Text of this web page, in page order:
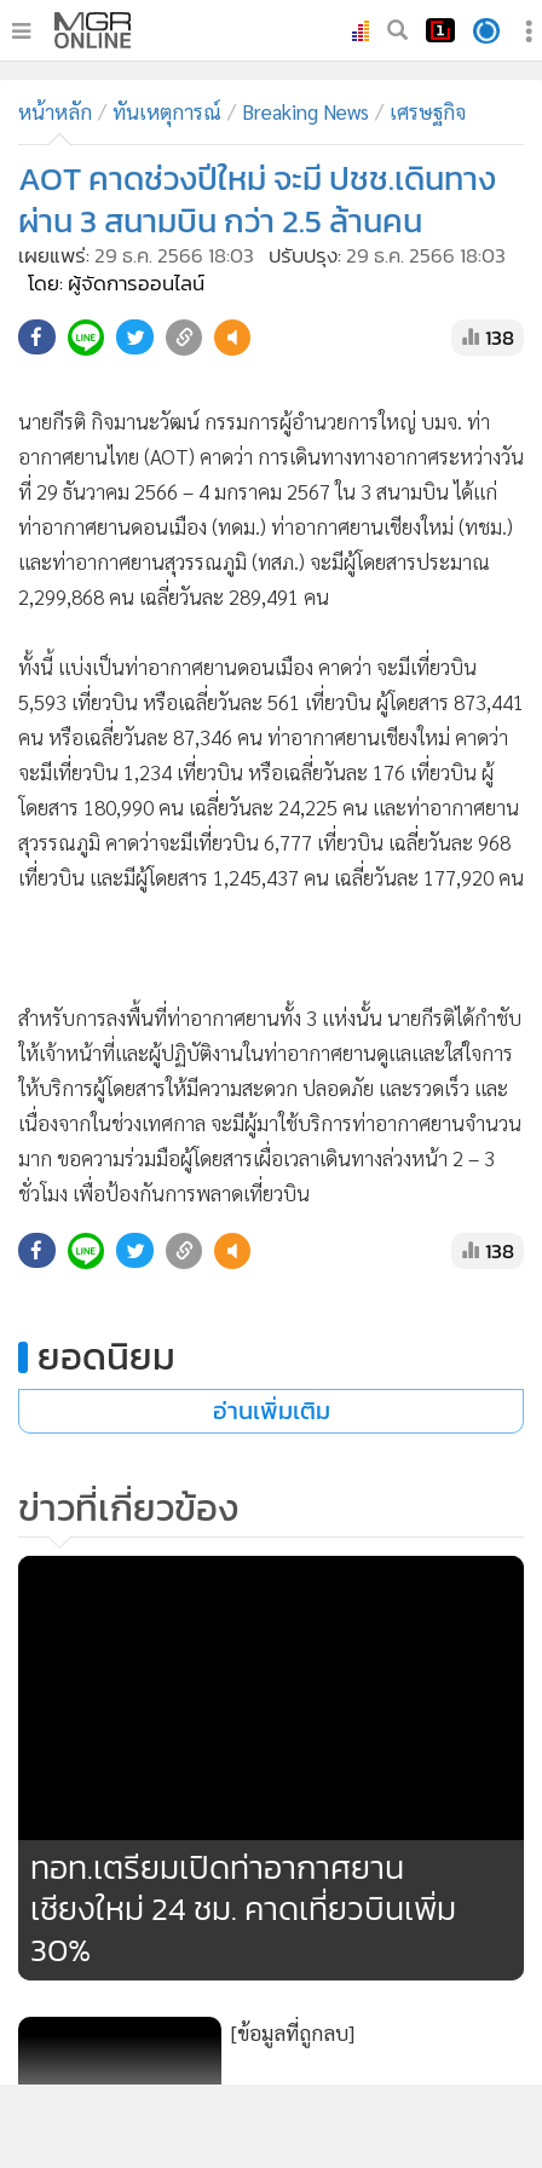
ทันเหตุการณ์
• ภาคใต้
ภูมิภาค
Online Section
บันเทิง
• ผู้จัดการรายวัน
• คอลัมนิสต์
• CbizReview
• Cyber BIZ
• ผู้จัดกวน
• Good health & Well-being
Green Innovation & SD
Management & HR
• MGR Live
• Infographic
• การเมือง
• ท่องเที่ยว
• กีฬา
• ต่างประเทศ
• Special Scoop
• อาชญากรรม
• Motoring
• เกม
วิทยาศาสตร์
• SMEs
• อินโดจีน
• Factcheck
• News1
Gotomanager
หน้าหลัก ทันเหตุการณ์ Breaking News เศรษฐกิจ
AOT คาดช่วงปีใหม่ จะมี ปชช.เดินทาง
ผ่าน 3 สนามบิน กว่า 2.5 ล้านคน
เผยแพร่: 29 ธ.ค. 2566 18:03 ปรับปรุง: 29 ธ.ค. 2566 18:03
โดย: ผู้จัดการออนไลน์
138
นายกีรติ กิจมานะวัฒน์ กรรมการผู้อำนวยการใหญ่ บมจ. ท่า
อากาศยานไทย (AOT) คาดว่า การเดินทางทางอากาศระหว่างวัน
ที่ 29 ธันวาคม 2566 – 4 มกราคม 2567 ใน 3 สนามบิน ได้แก่
ท่าอากาศยานดอนเมือง (ทดม.) ท่าอากาศยานเชียงใหม่ (ทชม.)
และท่าอากาศยานสุวรรณภูมิ (ทสภ.) จะมีผู้โดยสารประมาณ
2,299,868 คน เฉลี่ยวันละ 289,491 คน
ทั้งนี้ แบ่งเป็นท่าอากาศยานดอนเมือง คาดว่า จะมีเที่ยวบิน
5,593 เที่ยวบิน หรือเฉลี่ยวันละ 561 เที่ยวบิน ผู้โดยสาร 873,441
คน หรือเฉลี่ยวันละ 87,346 คน ท่าอากาศยานเชียงใหม่ คาดว่า
จะมีเที่ยวบิน 1,234 เที่ยวบิน หรือเฉลี่ยวันละ 176 เที่ยวบิน ผู้
โดยสาร 180,990 คน เฉลี่ยวันละ 24,225 คน และท่าอากาศยาน
สุวรรณภูมิ คาดว่าจะมีเที่ยวบิน 6,777 เที่ยวบิน เฉลี่ยวันละ 968
เที่ยวบิน และมีผู้โดยสาร 1,245,437 คน เฉลี่ยวันละ 177,920 คน
สำหรับการลงพื้นที่ท่าอากาศยานทั้ง 3 แห่งนั้น นายกีรติได้กำชับ
ให้เจ้าหน้าที่และผู้ปฏิบัติงานในท่าอากาศยานดูแลและใส่ใจการ
ให้บริการผู้โดยสารให้มีความสะดวก ปลอดภัย และรวดเร็ว และ
เนื่องจากในช่วงเทศกาล จะมีผู้มาใช้บริการท่าอากาศยานจำนวน
มาก ขอความร่วมมือผู้โดยสารเผื่อเวลาเดินทางล่วงหน้า 2 – 3
ชั่วโมง เพื่อป้องกันการพลาดเที่ยวบิน
138
ยอดนิยม
อ่านเพิ่มเติม
ข่าวที่เกี่ยวข้อง
ทอท.เตรียมเปิดท่าอากาศยาน
เชียงใหม่ 24 ชม. คาดเที่ยวบินเพิ่ม
30%
[ข้อมูลที่ถูกลบ]